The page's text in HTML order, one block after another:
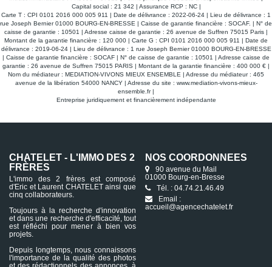
Capital social : 21 342 | Assurance RCP : NC |
Carte T : CPI 0101 2016 000 005 911 | Date de délivrance : 2022-06-24 | Lieu de délivrance : 1
rue Joseph Bernier 01000 BOURG-EN-BRESSE | Caisse de garantie financière : SOCAF. | N° de
caisse de garantie : 10501 | Adresse caisse de garantie : 26 avenue de Suffren 75015 Paris |
Montant de la garantie financière : 120 000 | Carte G : CPI 0101 2016 000 005 911 | Date de
délivrance : 2019-06-24 | Lieu de délivrance : 1 rue Joseph Bernier 01000 BOURG-EN-BRESSE
| Caisse de garantie financière : SOCAF | N° de caisse de garantie : 10501 | Adresse caisse de
garantie : 26 avenue de Suffren 75015 PARIS | Montant de la garantie financière : 400 000 € |
Nom du médiateur : MEDIATION-VIVONS MIEUX ENSEMBLE | Adresse du médiateur : 465
avenue de la libération 54000 NANCY | Adresse du site : www.mediation-vivons-mieux-
ensemble.fr|
Entreprise juridiquement et financièrement indépendante
CHATELET - L'IMMO DES 2
FRÈRES
L'immo des 2 frères est composé
d'Eric et Laurent CHATELET ainsi que
cinq collaborateurs.
Toujours à la recherche d'innovation
et dans une recherche d'efficacité, tout
est réfléchi pour mener à bien vos
projets.
Depuis longtemps, nous connaissons
l'importance de la qualité des photos
NOS COORDONNÉES
90 avenue du Mail
01000 Bourg-en-Bresse
Tél. : 04.74.21.46.49
Email :
accueil@agencechatelet.fr